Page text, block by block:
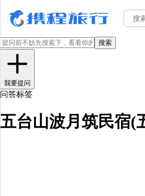
搜索
我要提问
问答标签
五台山波月筑民宿(